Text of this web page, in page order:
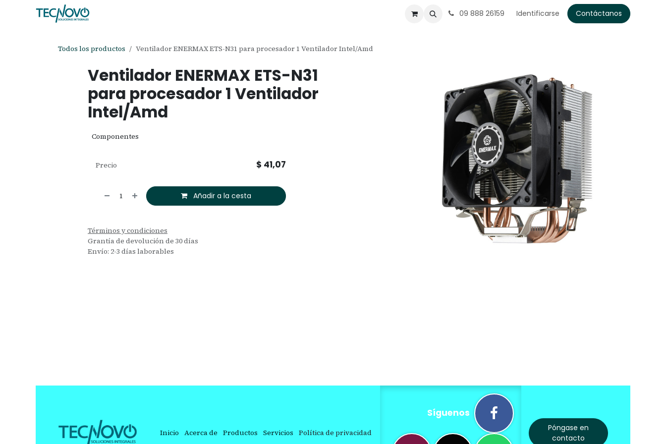
09 888 26159 Identificarse Contáctanos
Todos los productos Ventilador ENERMAX ETS-N31 para procesador 1 Ventilador Intel/Amd
Ventilador ENERMAX ETS-N31
para procesador 1 Ventilador
Intel/Amd
Componentes
Añadir a la cesta
Precio $ 41,07
Términos y condiciones
Grantía de devolución de 30 días
Envío: 2-3 días laborables
Inicio Acerca de Productos Servicios Política de privacidad
Síguenos
Póngase en
contacto